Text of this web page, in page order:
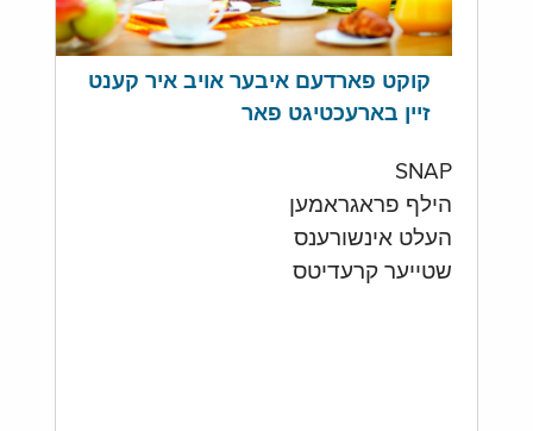
קוקט פארדעם איבער אויב איר קענט
זיין בארעכטיגט פאר
SNAP
הילף פראגראמען
העלט אינשורענס
שטייער קרעדיטס